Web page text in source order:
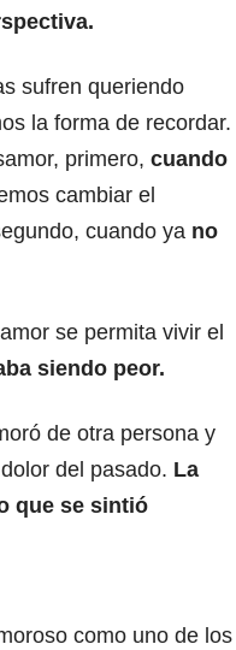
sufren queriendo
la forma de recordar.
primero, cuando
cambiar el
cuando ya no
se permita vivir el
siendo peor.
de otra persona y
del pasado. La
que se sintió
como uno de los